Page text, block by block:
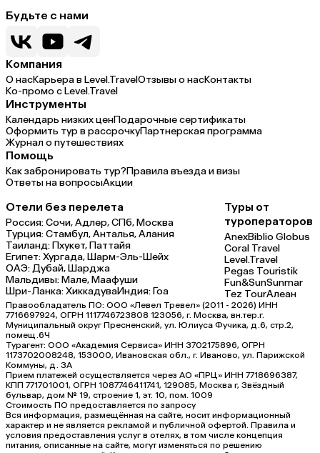
Будьте с нами
Компания
О насКарьера в Level.TravelОтзывы о насКонтакты
Ко-промо с Level.Travel
Инструменты
Календарь низких ценПодарочные сертификаты
Оформить тур в рассрочкуПартнерская программа
Журнал о путешествиях
Помощь
Как забронировать тур?Правила въезда и визы
Ответы на вопросыАкции
Отели без перелета
Россия:Сочи,Адлер,СПб,Москва
Турция:Стамбул,Анталья,Алания
Таиланд:Пхукет,Паттайя
Египет:Хургада,Шарм-Эль-Шейх
ОАЭ:Дубай,Шарджа
Мальдивы:Мале,Маафуши
Шри-Ланка:ХиккадуваИндия:Гоа
Туры от
туроператоров
AnexBiblio Globus
Coral Travel
Level.Travel
Pegas Touristik
Fun&SunSunmar
Tez TourАлеан
Правообладатель ПО: ООО «Левел Тревел» (2011 - 2026) ИНН
7716697924, ОГРН 1117746723808 123056, г. Москва, вн.тер.г.
Муниципальный округ Пресненский, ул. Юлиуса Фучика, д.6, стр.2,
помещ.6Ч
Турагент: ООО «Академия Сервиса» ИНН 3702175896, ОГРН
1173702008248, 153000, Ивановская обл., г. Иваново, ул. Парижской
Коммуны, д. ЗА
Прием платежей осуществляется через АО «ПРЦ» ИНН 7718696387,
КПП 771701001, ОГРН 1087746411741, 129085, Москва г, Звёздный
бульвар, дом № 19, строение 1, эт. 10, пом. 1009
Стоимость ПО предоставляется по запросу
Вся информация, размещённая на сайте, носит информационный
характер и не является рекламой и публичной офертой. Правила и
условия предоставления услуг в отелях, в том числе концепция
питания, описанные на сайте, могут изменяться по решению